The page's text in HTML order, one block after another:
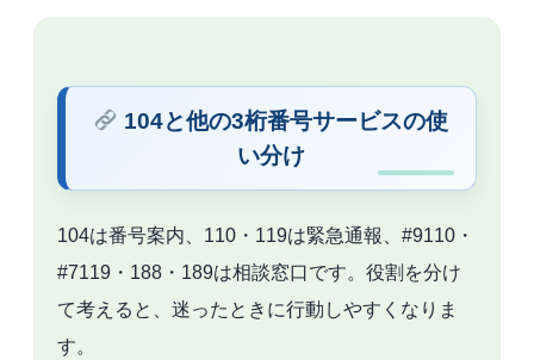
104と他の3桁番号サービスの使
い分け
104は番号案内、110・119は緊急通報、#9110・
#7119・188・189は相談窓口です。役割を分け
て考えると、迷ったときに行動しやすくなりま
す。